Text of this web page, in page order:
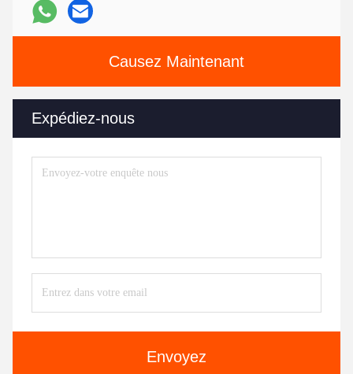
Causez Maintenant
Expédiez-nous
Envoyez